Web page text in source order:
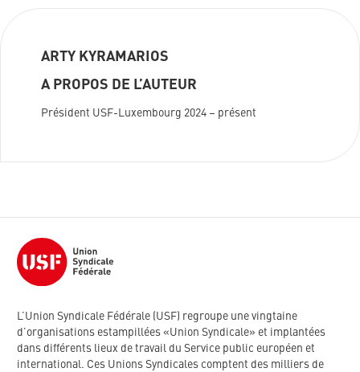
ARTY KYRAMARIOS
A PROPOS DE L’AUTEUR
Président USF-Luxembourg 2024 – présent
L’Union Syndicale Fédérale (USF) regroupe une vingtaine
d’organisations estampillées «Union Syndicale» et implantées
dans différents lieux de travail du Service public européen et
international. Ces Unions Syndicales comptent des milliers de